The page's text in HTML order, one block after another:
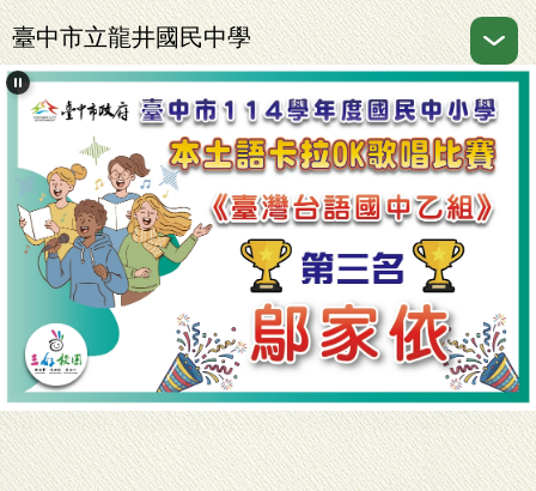
跳
到
主
要
區
臺中市立龍井國民中學